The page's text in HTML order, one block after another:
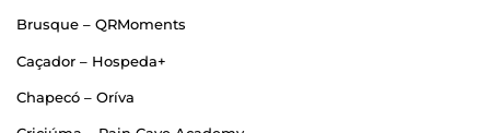
Brusque – QRMoments
Caçador – Hospeda+
Chapecó – Oríva